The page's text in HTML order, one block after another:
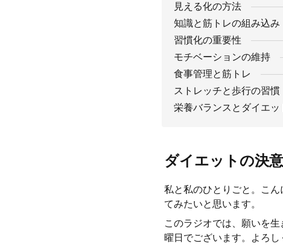
見える化の方法
知識と筋トレの組み込み
習慣化の重要性
モチベーションの維持
食事管理と筋トレ
ストレッチと歩行の習慣
栄養バランスとダイエッ
ダイエットの決意
私と私のひとりごと。こ
てみたいと思います。
このラジオでは、願いを
曜日でございます。よろし